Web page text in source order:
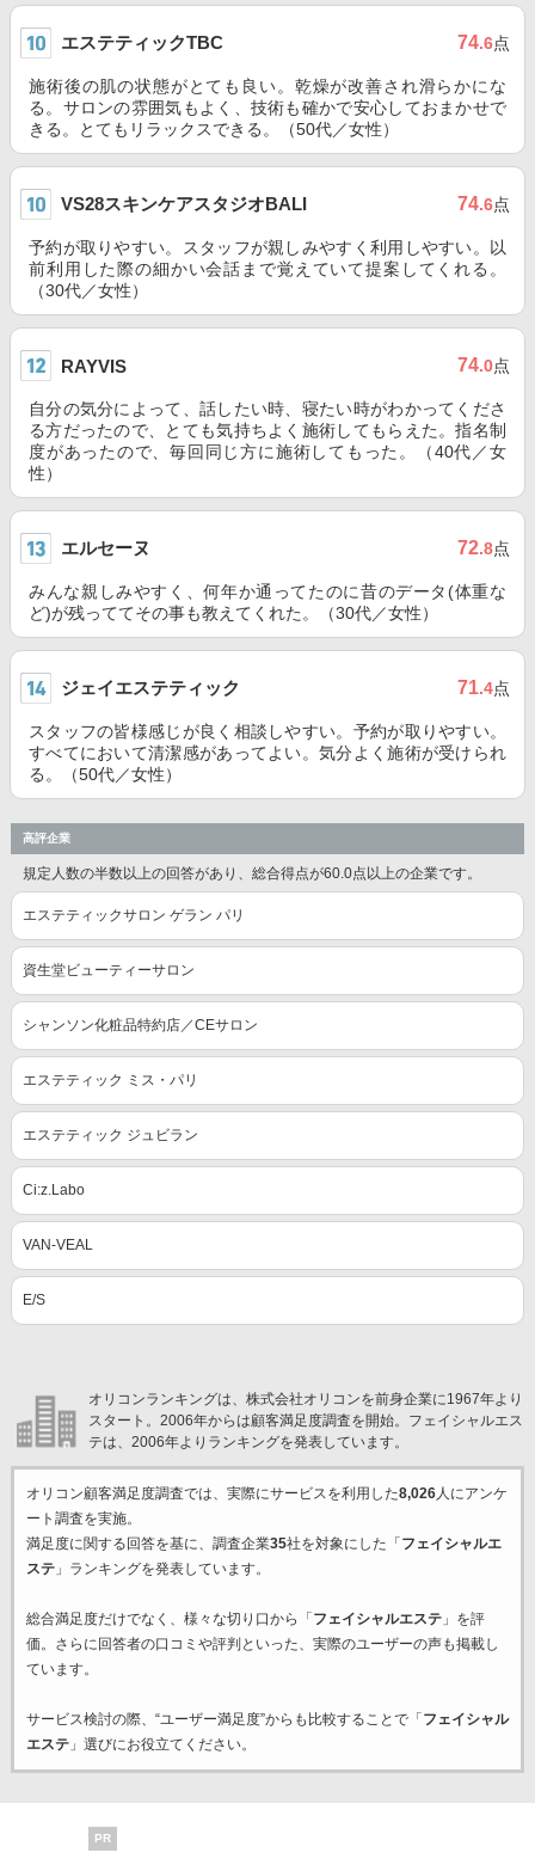
エステティックTBC 74.6点
施術後の肌の状態がとても良い。乾燥が改善され滑らかにな
る。サロンの雰囲気もよく、技術も確かで安心しておまかせで
きる。とてもリラックスできる。（50代／女性）
VS28スキンケアスタジオBALI 74.6点
予約が取りやすい。スタッフが親しみやすく利用しやすい。以
前利用した際の細かい会話まで覚えていて提案してくれる。
（30代／女性）
RAYVIS 74.0点
自分の気分によって、話したい時、寝たい時がわかってくださ
る方だったので、とても気持ちよく施術してもらえた。指名制
度があったので、毎回同じ方に施術してもった。（40代／女
性）
エルセーヌ 72.8点
みんな親しみやすく、何年か通ってたのに昔のデータ(体重な
ど)が残っててその事も教えてくれた。（30代／女性）
ジェイエステティック 71.4点
スタッフの皆様感じが良く相談しやすい。予約が取りやすい。
すべてにおいて清潔感があってよい。気分よく施術が受けられ
る。（50代／女性）
高評企業
規定人数の半数以上の回答があり、総合得点が60.0点以上の企業です。
エステティックサロン ゲラン パリ
資生堂ビューティーサロン
シャンソン化粧品特約店／CEサロン
エステティック ミス・パリ
エステティック ジュビラン
Ci:z.Labo
VAN-VEAL
E/S
オリコンランキングは、株式会社オリコンを前身企業に1967年より
スタート。2006年からは顧客満足度調査を開始。フェイシャルエス
テは、2006年よりランキングを発表しています。
オリコン顧客満足度調査では、実際にサービスを利用した8,026人にアンケ
ート調査を実施。
満足度に関する回答を基に、調査企業35社を対象にした「 フェイシャルエ
ステ」ランキングを発表しています。
総合満足度だけでなく、様々な切り口から「 フェイシャルエステ」を評
価。さらに回答者の口コミや評判といった、実際のユーザーの声も掲載し
ています。
サービス検討の際、“ユーザー満足度”からも比較することで「 フェイシャル
エステ」選びにお役立てください。
PR